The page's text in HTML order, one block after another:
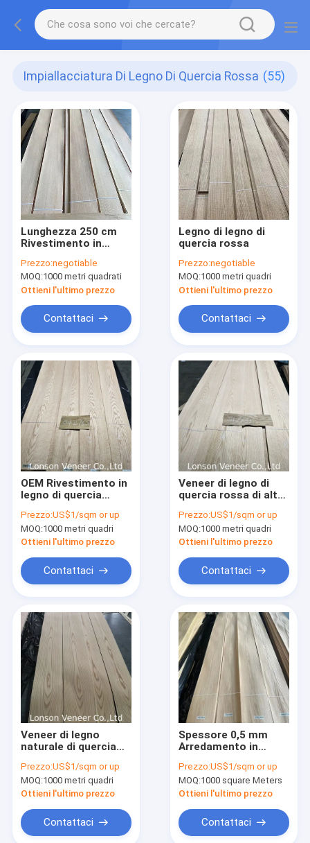
Impiallacciatura Di Legno Di Quercia Rossa (55)
Lunghezza 250 cm
Rivestimento in
12 cm Larghezza AA
Grade Spessore 0,5
mm
Prezzo:negotiable
MOQ:1000 metri quadrati
Ottieni l'ultimo prezzo
Contattaci
Legno di legno di
quercia rossa
Prezzo:negotiable
MOQ:1000 metri quadri
Ottieni l'ultimo prezzo
Contattaci
OEM Rivestimento in
legno di quercia
pavimenti, porte
Rivestimento in
legno di quercia
grado A
Prezzo:US$1/sqm or up
MOQ:1000 metri quadri
Ottieni l'ultimo prezzo
Contattaci
Veneer di legno di
quercia rossa di alta
grado A, spessore di
0,45 mm, veneer di
legno a taglio piatto
Prezzo:US$1/sqm or up
MOQ:1000 metri quadri
Ottieni l'ultimo prezzo
Contattaci
Veneer di legno
naturale di quercia
brevi, pannello A/altri
gradi
Prezzo:US$1/sqm or up
MOQ:1000 metri quadri
Ottieni l'ultimo prezzo
Contattaci
Spessore 0,5 mm
Arredamento in
rovere di rovere
rosso Pannello AAA
250.000 Mq di
Prezzo:US$1/sqm or up
MOQ:1000 square Meters
Ottieni l'ultimo prezzo
Contattaci